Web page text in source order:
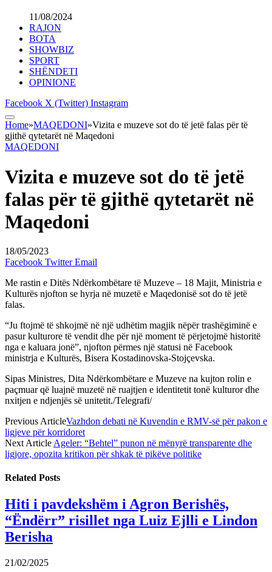
11/08/2024
RAJON
BOTA
SHOWBIZ
SPORT
SHËNDETI
OPINIONE
Facebook X (Twitter) Instagram
Home»MAQEDONI»Vizita e muzeve sot do të jetë falas për të
gjithë qytetarët në Maqedoni
MAQEDONI
Vizita e muzeve sot do të jetë
falas për të gjithë qytetarët në
Maqedoni
18/05/2023
Facebook Twitter Email
Me rastin e Ditës Ndërkombëtare të Muzeve – 18 Majit, Ministria e
Kulturës njofton se hyrja në muzetë e Maqedonisë sot do të jetë
falas.
“Ju ftojmë të shkojmë në një udhëtim magjik nëpër trashëgiminë e
pasur kulturore të vendit dhe për një moment të përjetojmë historitë
nga e kaluara jonë”, njofton përmes një statusi në Facebook
ministrja e Kulturës, Bisera Kostadinovska-Stojçevska.
Sipas Ministres, Dita Ndërkombëtare e Muzeve na kujton rolin e
paçmuar që luajnë muzetë në ruajtjen e identitetit tonë kulturor dhe
nxitjen e ndjenjës së unitetit./Telegrafi/
Previous ArticleVazhdon debati në Kuvendin e RMV-së për pakon e
ligjeve për korridoret
Next Article Ageler: “Behtel” punon në mënyrë transparente dhe
ligjore, opozita kritikon për shkak të pikëve politike
Related Posts
Hiti i pavdekshëm i Agron Berishës,
“Ëndërr” risillet nga Luiz Ejlli e Lindon
Berisha
21/02/2025